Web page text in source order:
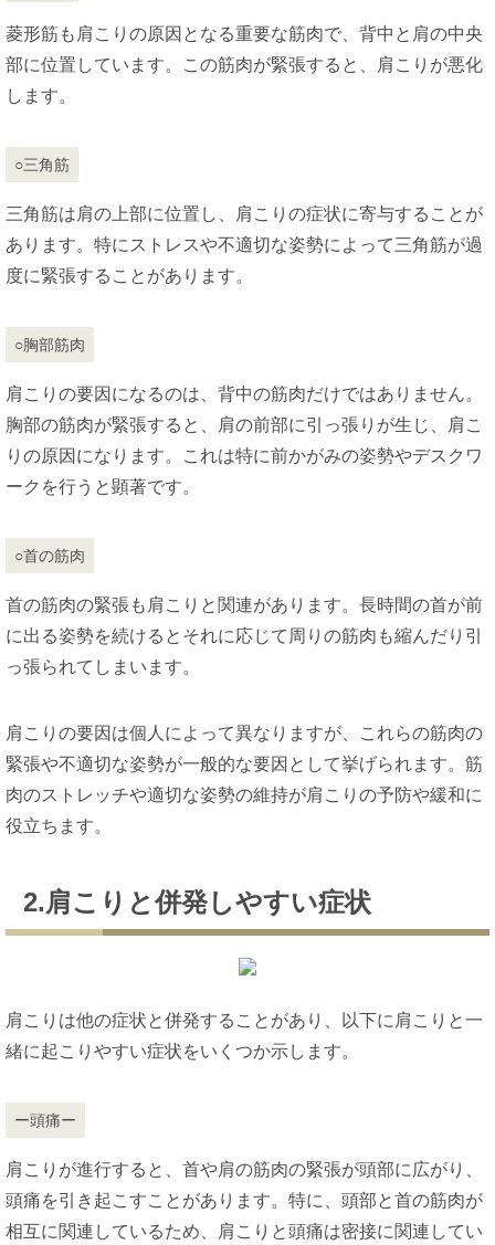
菱形筋も肩こりの原因となる重要な筋肉で、背中と肩の中央
部に位置しています。この筋肉が緊張すると、肩こりが悪化
します。
○三角筋
三角筋は肩の上部に位置し、肩こりの症状に寄与することが
あります。特にストレスや不適切な姿勢によって三角筋が過
度に緊張することがあります。
○胸部筋肉
肩こりの要因になるのは、背中の筋肉だけではありません。
胸部の筋肉が緊張すると、肩の前部に引っ張りが生じ、肩こ
りの原因になります。これは特に前かがみの姿勢やデスクワ
ークを行うと顕著です。
○首の筋肉
首の筋肉の緊張も肩こりと関連があります。長時間の首が前
に出る姿勢を続けるとそれに応じて周りの筋肉も縮んだり引
っ張られてしまいます。
肩こりの要因は個人によって異なりますが、これらの筋肉の
緊張や不適切な姿勢が一般的な要因として挙げられます。筋
肉のストレッチや適切な姿勢の維持が肩こりの予防や緩和に
役立ちます。
2.肩こりと併発しやすい症状
肩こりは他の症状と併発することがあり、以下に肩こりと一
緒に起こりやすい症状をいくつか示します。
ー頭痛ー
肩こりが進行すると、首や肩の筋肉の緊張が頭部に広がり、
頭痛を引き起こすことがあります。特に、頭部と首の筋肉が
相互に関連しているため、肩こりと頭痛は密接に関連してい